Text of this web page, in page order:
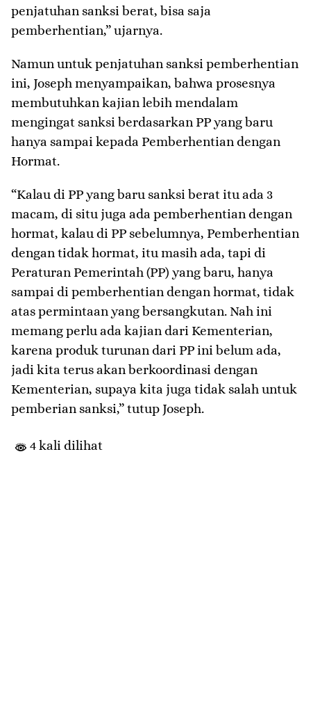
penjatuhan sanksi berat, bisa saja
pemberhentian,” ujarnya.
Namun untuk penjatuhan sanksi pemberhentian
ini, Joseph menyampaikan, bahwa prosesnya
membutuhkan kajian lebih mendalam
mengingat sanksi berdasarkan PP yang baru
hanya sampai kepada Pemberhentian dengan
Hormat.
“Kalau di PP yang baru sanksi berat itu ada 3
macam, di situ juga ada pemberhentian dengan
hormat, kalau di PP sebelumnya, Pemberhentian
dengan tidak hormat, itu masih ada, tapi di
Peraturan Pemerintah (PP) yang baru, hanya
sampai di pemberhentian dengan hormat, tidak
atas permintaan yang bersangkutan. Nah ini
memang perlu ada kajian dari Kementerian,
karena produk turunan dari PP ini belum ada,
jadi kita terus akan berkoordinasi dengan
Kementerian, supaya kita juga tidak salah untuk
pemberian sanksi,” tutup Joseph.
4 kali dilihat